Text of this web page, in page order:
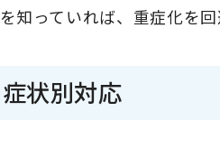
知っていれば、重症化を回
状別対応